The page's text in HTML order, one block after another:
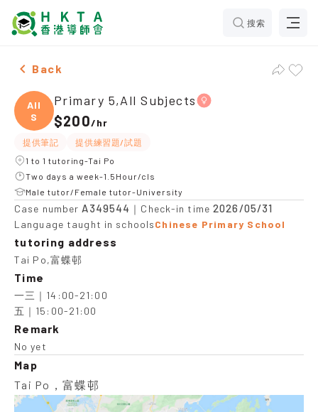
搜索
Female Primary 5,All Subjects，Tai Po Tuition
Back
All
S
Primary 5,All Subjects
$200/hr
提供筆記
提供練習題/試題
1 to 1 tutoring-Tai Po
Two days a week-1.5Hour/cls
Male tutor/Female tutor-University
Case number A349544 ｜Check-in time2026/05/31
Language taught in schoolsChinese Primary School
tutoring address
Tai Po,富蝶邨
Time
一三｜14:00-21:00
五｜15:00-21:00
Remark
No yet
Map
Tai Po，富蝶邨